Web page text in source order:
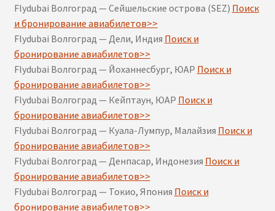
Flydubai Волгоград — Сейшельские острова (SEZ) Поиск
и бронирование авиабилетов>>
Flydubai Волгоград — Дели, Индия Поиск и
бронирование авиабилетов>>
Flydubai Волгоград — Йоханнесбург, ЮАР Поиск и
бронирование авиабилетов>>
Flydubai Волгоград — Кейптаун, ЮАР Поиск и
бронирование авиабилетов>>
Flydubai Волгоград — Куала-Лумпур, Малайзия Поиск и
бронирование авиабилетов>>
Flydubai Волгоград — Денпасар, Индонезия Поиск и
бронирование авиабилетов>>
Flydubai Волгоград — Токио, Япония Поиск и
бронирование авиабилетов>>